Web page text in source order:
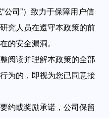
公司”）致力于保障用户信
究人员在遵守本政策的前
的安全漏洞。
阅读并理解本政策的全部
为的，即视为您已同意接
约或奖励承诺，公司保留